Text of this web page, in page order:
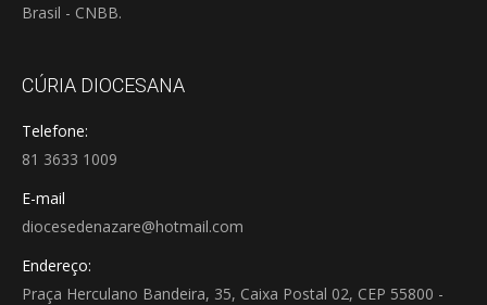
Brasil - CNBB.
CÚRIA DIOCESANA
Telefone:
81 3633 1009
E-mail
diocesedenazare@hotmail.com
Endereço:
Praça Herculano Bandeira, 35, Caixa Postal 02, CEP 55800 -